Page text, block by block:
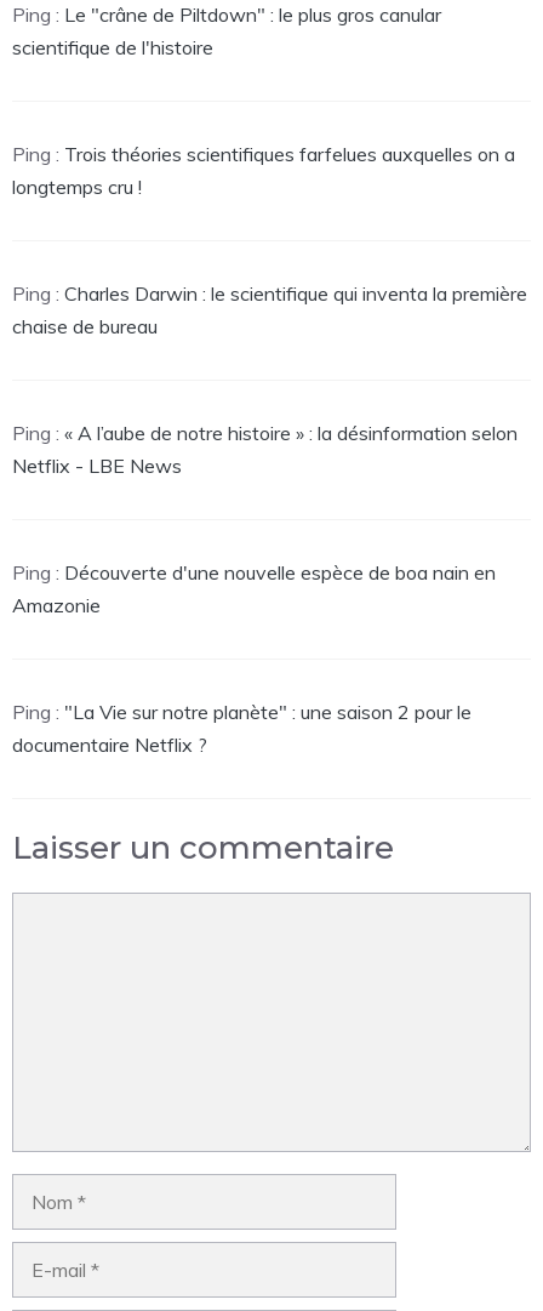
Ping : Le "crâne de Piltdown" : le plus gros canular
scientifique de l'histoire
Ping : Trois théories scientifiques farfelues auxquelles on a
longtemps cru !
Ping : Charles Darwin : le scientifique qui inventa la première
chaise de bureau
Ping : « A l’aube de notre histoire » : la désinformation selon
Netflix - LBE News
Ping : Découverte d'une nouvelle espèce de boa nain en
Amazonie
Ping : "La Vie sur notre planète" : une saison 2 pour le
documentaire Netflix ?
Laisser un commentaire